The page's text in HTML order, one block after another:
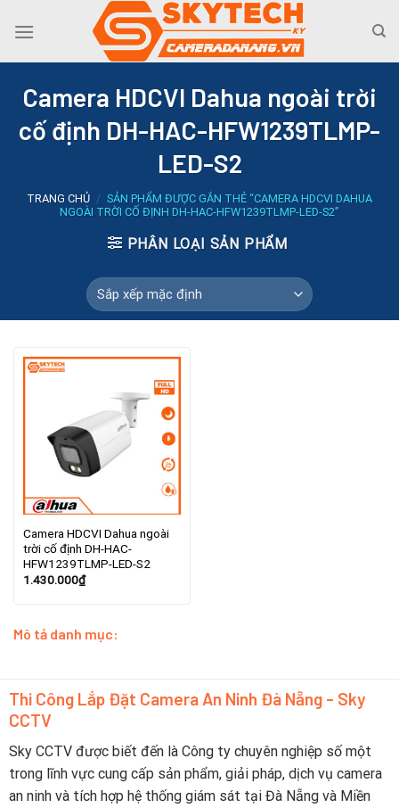
Camera HDCVI Dahua ngoài trời
cố định DH-HAC-HFW1239TLMP-
LED-S2
TRANG CHỦ / SẢN PHẨM ĐƯỢC GẮN THẺ “CAMERA HDCVI DAHUA
NGOÀI TRỜI CỐ ĐỊNH DH-HAC-HFW1239TLMP-LED-S2”
PHÂN LOẠI SẢN PHẨM
Camera HDCVI Dahua ngoài
trời cố định DH-HAC-
HFW1239TLMP-LED-S2
1.430.000₫
Mô tả danh mục:
Thi Công Lắp Đặt Camera An Ninh Đà Nẵng - Sky
CCTV
Sky CCTV được biết đến là Công ty chuyên nghiệp số một
trong lĩnh vực cung cấp sản phẩm, giải pháp, dịch vụ camera
an ninh và tích hợp hệ thống giám sát tại Đà Nẵng và Miền